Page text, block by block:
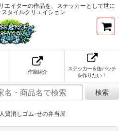
エイターの作品を、ステッカーとして世に
タイルクリエイション
作家紹介
ステッカー＆缶バッチ
を作りたい！
質消しゴム-せの弁当屋